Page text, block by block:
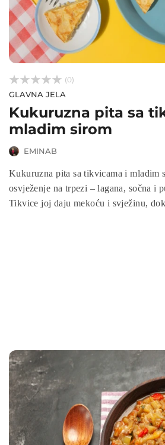


 (0)
GLAVNA JELA
Kukuruzna pita sa
mladim sirom
EMINAB
Kukuruzna pita sa tikvicama i mladim
osvježenje na trpezi – lagana, sočna i
Tikvice joj daju mekoću i svježinu,